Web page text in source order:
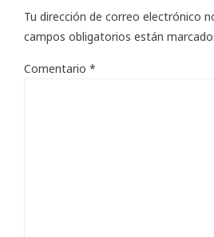
Tu dirección de correo electrónico
campos obligatorios están
Comentario *